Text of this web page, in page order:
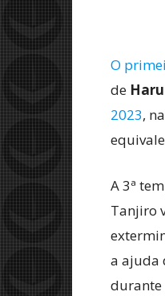
O
de
2023,
A 3ª
Tanjiro
a ajuda
durante